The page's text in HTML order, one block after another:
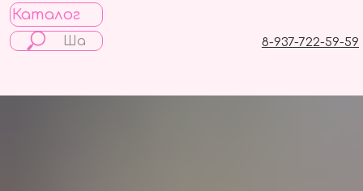
Каталог
8-937-722-59-59